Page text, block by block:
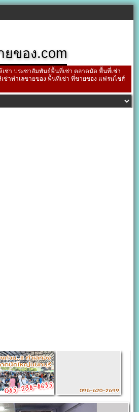
ยของ.com
ช่า ประชาสัมพันธ์พื้นที่เช่า ตลาดนัด พื้นที่เช่า
ช่าทำเลขายของ พื้นที่เช่า ที่ขายของ แฟรนไชส์